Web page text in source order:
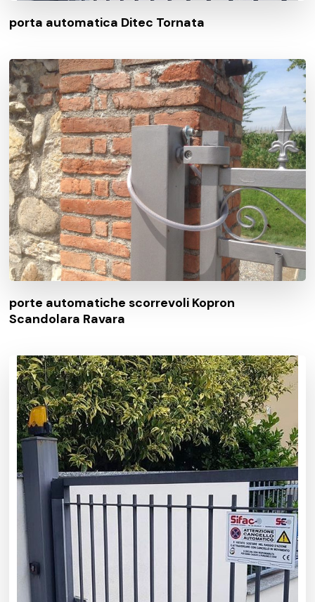
porta automatica Ditec Tornata
porte automatiche scorrevoli Kopron
Scandolara Ravara